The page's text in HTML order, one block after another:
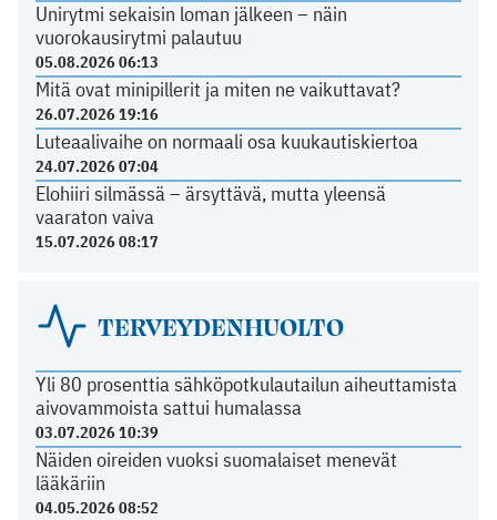
Unirytmi sekaisin loman jälkeen – näin
vuorokausirytmi palautuu
05.08.2026 06:13
Mitä ovat minipillerit ja miten ne vaikuttavat?
26.07.2026 19:16
Luteaalivaihe on normaali osa kuukautiskiertoa
24.07.2026 07:04
Elohiiri silmässä – ärsyttävä, mutta yleensä
vaaraton vaiva
15.07.2026 08:17
TERVEYDENHUOLTO
Yli 80 prosenttia sähköpotkulautailun aiheuttamista
aivovammoista sattui humalassa
03.07.2026 10:39
Näiden oireiden vuoksi suomalaiset menevät
lääkäriin
04.05.2026 08:52